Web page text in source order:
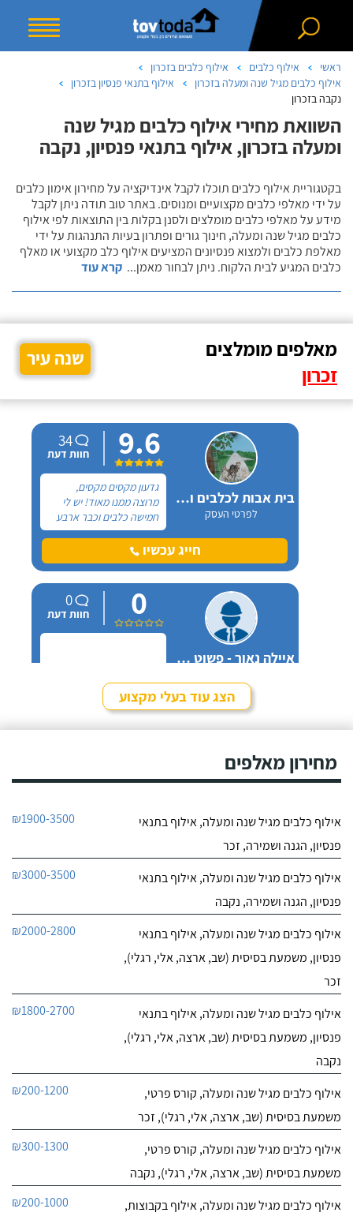
ראשי אילוף כלבים
אילוף כלבים בזכרון
אילוף כלבים מגיל שנה ומעלה בזכרון
אילוף בתנאי פנסיון בזכרון
נקבה בזכרון
השוואת מחירי אילוף כלבים מגיל שנה
ומעלה בזכרון, אילוף בתנאי פנסיון, נקבה
בקטגוריית אילוף כלבים תוכלו לקבל אינדיקציה על מחירון אימון כלבים
על ידי מאלפי כלבים מקצועיים ומנוסים. באתר טוב תודה ניתן לקבל
מידע על מאלפי כלבים מומלצים ולסנן בקלות בין התוצאות לפי אילוף
כלבים מגיל שנה ומעלה, חינוך גורים ופתרון בעיות התנהגות על ידי
מאלפת כלבים ולמצוא פנסיונים המציעים אילוף כלב מקצועי או מאלף
כלבים המגיע לבית הלקוח. ניתן לבחור מאמן... קרא עוד
מאלפים מומלצים
זכרון
שנה עיר
בית אבות לכלבים ופנסיון חתולים
לפרטי העסק
9.6
34
חוות דעת
גדעון מקסים מקסים,
מרוצה ממנו מאוד! יש לי
חמישה כלבים וכבר ארבע
שנים, כל פעם שיש לי
נסיעה והיעדרות מהבית,
אני שמה אצלו את הכלבים,
אותו ומאושרים כשהם
חוזרים הביתה - ממליצה
בחום.
חייג עכשיו
איילה נאור - פשוט מאלפת בחיפה
0
0
חוות דעת
חייג עכשיו
מקום בטבע בגבעת עדה
יש לו גישה מצויינת לכלבים,
הלב, בכל הפעמים ששמתי
הייתי מאוד מרוצה, ליאור
הבעלים מצליח להעניק
לכלבים שהות נעימה בזמן
שהייתם בפנסיון, ניתן
בחום!
חייג עכשיו
הצג עוד בעלי מקצוע
מחירון מאלפים
אילוף כלבים מגיל שנה ומעלה, אילוף בתנאי
פנסיון, הגנה ושמירה, זכר
₪1900-3500
אילוף כלבים מגיל שנה ומעלה, אילוף בתנאי
פנסיון, הגנה ושמירה, נקבה
₪3000-3500
אילוף כלבים מגיל שנה ומעלה, אילוף בתנאי
פנסיון, משמעת בסיסית (שב, ארצה, אלי, רגלי),
זכר
₪2000-2800
אילוף כלבים מגיל שנה ומעלה, אילוף בתנאי
פנסיון, משמעת בסיסית (שב, ארצה, אלי, רגלי),
נקבה
₪1800-2700
אילוף כלבים מגיל שנה ומעלה, קורס פרטי,
משמעת בסיסית (שב, ארצה, אלי, רגלי), זכר
₪200-1200
אילוף כלבים מגיל שנה ומעלה, קורס פרטי,
משמעת בסיסית (שב, ארצה, אלי, רגלי), נקבה
₪300-1300
אילוף כלבים מגיל שנה ומעלה, אילוף בקבוצות,
₪200-1000